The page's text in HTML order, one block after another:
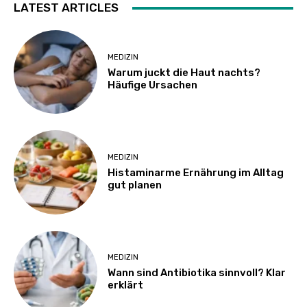
LATEST ARTICLES
MEDIZIN
Warum juckt die Haut nachts?
Häufige Ursachen
MEDIZIN
Histaminarme Ernährung im Alltag
gut planen
MEDIZIN
Wann sind Antibiotika sinnvoll? Klar
erklärt